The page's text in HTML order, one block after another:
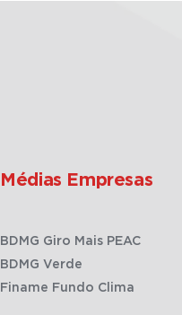
Médias Empresas
BDMG Giro Mais PEAC
BDMG Verde
Finame Fundo Clima